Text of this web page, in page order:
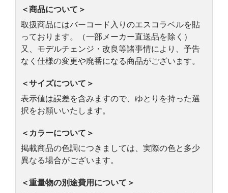
＜商品について＞
取扱商品にはバーコード入りのエスコラベルを貼
っております。（一部メーカー直送品を除く）
又、モデルチェンジ・改良等諸事情により、予告
なく仕様の変更や廃番になる商品がございます。
＜サイズについて＞
表示値は誤差を含みますので、ゆとりを持った選
択をお願いいたします。
＜カラーについて＞
掲載商品の色調につきましては、実際の色と多少
異なる場合がございます。
＜重量物の別途費用について＞